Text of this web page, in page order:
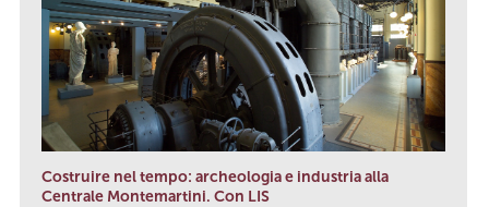
Costruire nel tempo: archeologia e industria alla
Centrale Montemartini. Con LIS